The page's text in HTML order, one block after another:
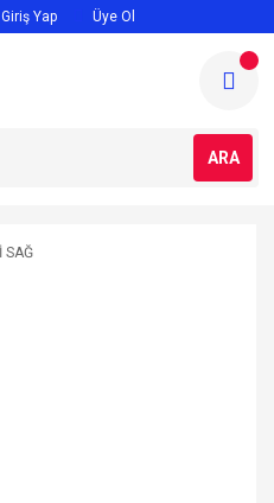
Giriş Yap Üye Ol
ARA